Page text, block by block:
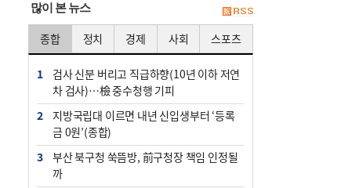
많이 본 뉴스
종합 정치 경제 사회 스포츠
1
검사 신분 버리고 직급하향(10년 이하 저연
차 검사)…檢 중수청행 기피
2
지방국립대 이르면 내년 신입생부터 ‘등록
금 0원’(종합)
3
부산 북구청 쑥뜸방, 前구청장 책임 인정될
까